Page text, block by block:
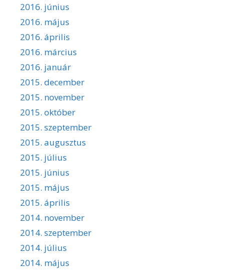
2016. június
2016. május
2016. április
2016. március
2016. január
2015. december
2015. november
2015. október
2015. szeptember
2015. augusztus
2015. július
2015. június
2015. május
2015. április
2014. november
2014. szeptember
2014. július
2014. május